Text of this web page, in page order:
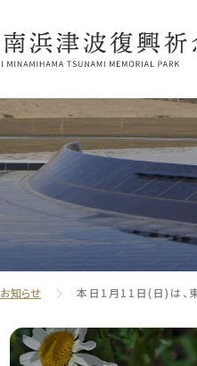
お知らせ 本日1月11日(日)は、